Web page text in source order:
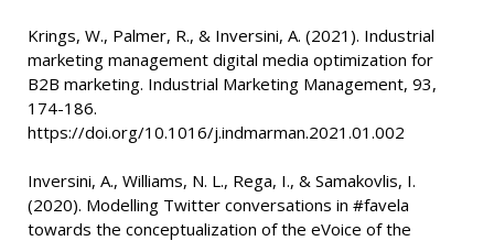
Krings, W., Palmer, R., & Inversini, A. (2021). Industrial
marketing management digital media optimization for
B2B marketing. Industrial Marketing Management, 93,
174-186.
https://doi.org/10.1016/j.indmarman.2021.01.002
Inversini, A., Williams, N. L., Rega, I., & Samakovlis, I.
(2020). Modelling Twitter conversations in #favela
towards the conceptualization of the eVoice of the